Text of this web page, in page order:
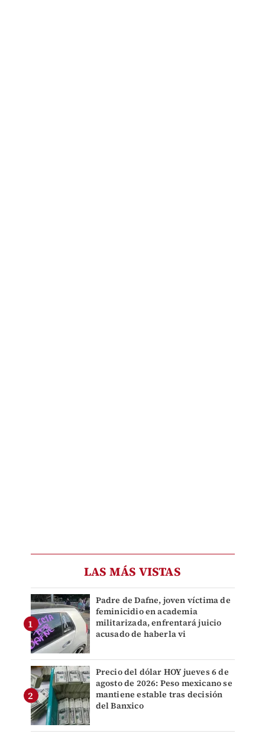
LAS MÁS VISTAS
Padre de Dafne, joven víctima de
feminicidio en academia
militarizada, enfrentará juicio
acusado de haberla vi
Precio del dólar HOY jueves 6 de
agosto de 2026: Peso mexicano se
mantiene estable tras decisión
del Banxico